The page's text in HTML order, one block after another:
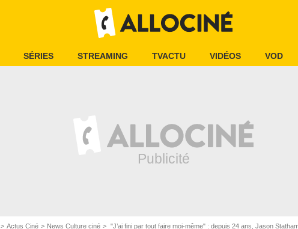
SÉRIES STREAMING TVACTU VIDÉOS VOD
Actus Ciné News Culture ciné "J’ai fini par tout faire moi-même" : depuis 24 ans, Jason Statham s'est